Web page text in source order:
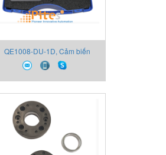
QE1008-DU-1D, Cảm biến
QE1008-DU-1D, Thiết bị
Gefran, Đại lý Thiết bị Gefran